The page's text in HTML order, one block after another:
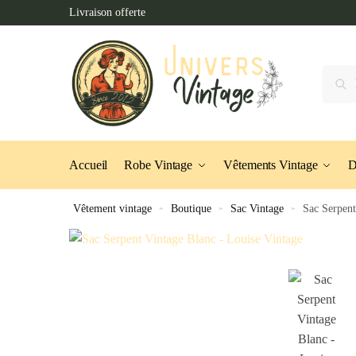
to
to
Livraison offerte
Accueil Robe Vintage Vêtements Vintage
Vêtement vintage » Boutique » Sac Vintage » Sac